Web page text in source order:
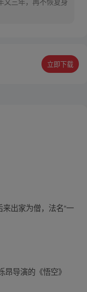
立即下载
出家为僧，法名“一
导演的《悟空》